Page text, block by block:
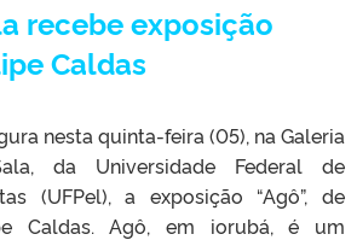
recebe exposição
Caldas
nesta quinta-feira (05), na Galeria
da Universidade Federal de
(UFPel), a exposição “Agô”, de
Caldas. Agô, em iorubá, é um